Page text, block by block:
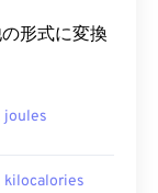
形式に変換
joules
kilocalories